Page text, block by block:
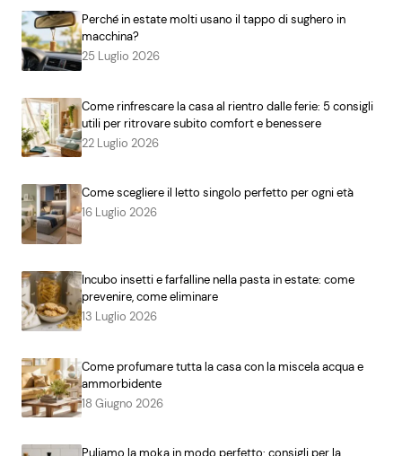
Perché in estate molti usano il tappo di sughero in
macchina?
25 Luglio 2026
Come rinfrescare la casa al rientro dalle ferie: 5 consigli
utili per ritrovare subito comfort e benessere
22 Luglio 2026
Come scegliere il letto singolo perfetto per ogni età
16 Luglio 2026
Incubo insetti e farfalline nella pasta in estate: come
prevenire, come eliminare
13 Luglio 2026
Come profumare tutta la casa con la miscela acqua e
ammorbidente
18 Giugno 2026